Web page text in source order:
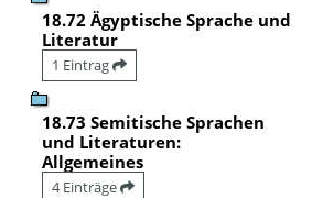
18.72 Ägyptische Sprache und
Literatur
1 Eintrag
18.73 Semitische Sprachen
und Literaturen:
Allgemeines
4 Einträge